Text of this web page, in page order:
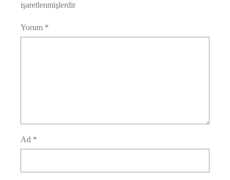
işaretlenmişlerdir
Yorum *
Ad *